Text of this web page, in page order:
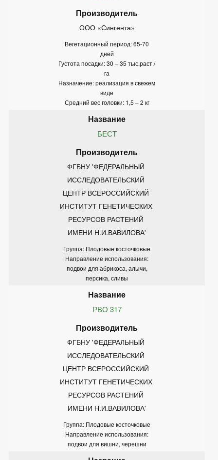
ООО «Сингента»
Вегетационный период: 65-70
дней
Густота посадки: 30 – 35 тыс.раст./
га
Назначение: реализация в свежем
виде
Средний вес головки: 1,5 – 2 кг
БЕСТ
ФГБНУ 'ФЕДЕРАЛЬНЫЙ
ИССЛЕДОВАТЕЛЬСКИЙ
ЦЕНТР ВСЕРОССИЙСКИЙ
ИНСТИТУТ ГЕНЕТИЧЕСКИХ
РЕСУРСОВ РАСТЕНИЙ
ИМЕНИ Н.И.ВАВИЛОВА'
Группа: Плодовые косточковые
Направление использования:
подвои для абрикоса, алычи,
персика, сливы
РВО 317
ФГБНУ 'ФЕДЕРАЛЬНЫЙ
ИССЛЕДОВАТЕЛЬСКИЙ
ЦЕНТР ВСЕРОССИЙСКИЙ
ИНСТИТУТ ГЕНЕТИЧЕСКИХ
РЕСУРСОВ РАСТЕНИЙ
ИМЕНИ Н.И.ВАВИЛОВА'
Группа: Плодовые косточковые
Направление использования:
подвои для вишни, черешни